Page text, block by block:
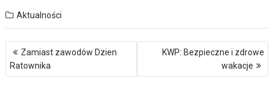
Aktualności
Nawigacja
wpisu
Zamiast zawodów Dzien
Ratownika
KWP: Bezpieczne i zdrowe
wakacje